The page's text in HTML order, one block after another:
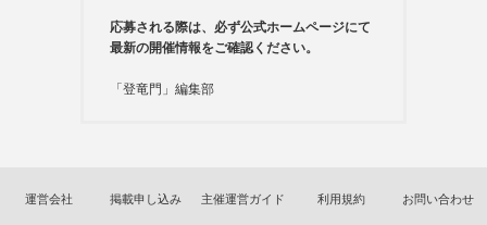
応募される際は、必ず公式ホームページにて
最新の開催情報をご確認ください。
「登竜門」編集部
運営会社 掲載申し込み 主催運営ガイド 利用規約 お問い合わせ